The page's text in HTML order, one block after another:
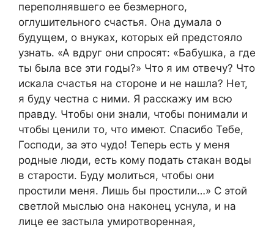
переполнявшего ее безмерного,
оглушительного счастья. Она думала о
будущем, о внуках, которых ей предстояло
узнать. «А вдруг они спросят: «Бабушка, а где
ты была все эти годы?» Что я им отвечу? Что
искала счастья на стороне и не нашла? Нет,
я буду честна с ними. Я расскажу им всю
правду. Чтобы они знали, чтобы понимали и
чтобы ценили то, что имеют. Спасибо Тебе,
Господи, за это чудо! Теперь есть у меня
родные люди, есть кому подать стакан воды
в старости. Буду молиться, чтобы они
простили меня. Лишь бы простили…» С этой
светлой мыслью она наконец уснула, и на
лице ее застыла умиротворенная,